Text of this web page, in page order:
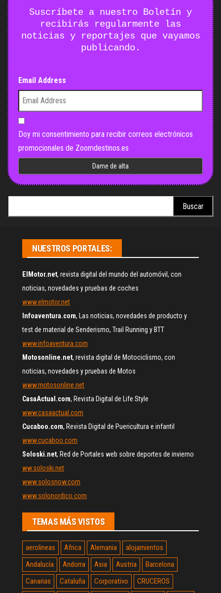
Suscríbete a nuestro Boletín y
recibirás regularmente las
noticias y reportajes que vayamos
publicando.
Email Address
Doy mi consentimiento para recibir correos electrónicos
promocionales de Zoomdestinos.es
NUESTROS PORTALES:
ElMotor.net, revista digital del mundo del automóvil, con
noticias, novedades y pruebas de coches
www.elmotor.net
Infoaventura.com, Las noticias, novedades de producto y
test de material de Senderismo, Trail Running y BTT
www.infoaventura.com
Motosonline.net, revista digital de Motociclismo, con
noticias, novedades y pruebas de Motos
www.motosonline.net
CasaActual.com, Revista Digital de Life Style
www.casaactual.com
Cucaboo.com, Revista Digital de Puericultura e infantil
www.cucaboo.com
Soloski.net, Red de Portales web sobre deportes de invierno
ww.soloski.net
www.solosnow.com
www.solonordico.com
TEMAS MÁS VISTOS
aerolineas Africa Alemania
alojamientos
Andalucía
Andorra Asia Austria
Barcelona
Canarias
Cataluña Corporativo
CRUCEROS